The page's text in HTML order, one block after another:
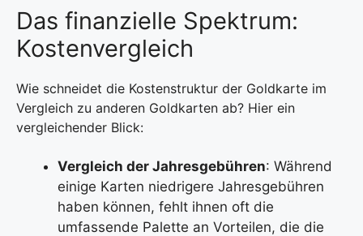
Das finanzielle Spektrum:
Kostenvergleich
Wie schneidet die Kostenstruktur der Goldkarte im
Vergleich zu anderen Goldkarten ab? Hier ein
vergleichender Blick:
Vergleich der Jahresgebühren: Während
einige Karten niedrigere Jahresgebühren
haben können, fehlt ihnen oft die
umfassende Palette an Vorteilen, die die